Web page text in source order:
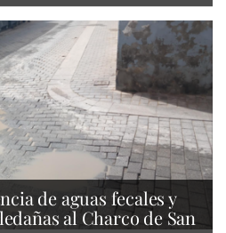
de aguas fecales y
al Charco de San